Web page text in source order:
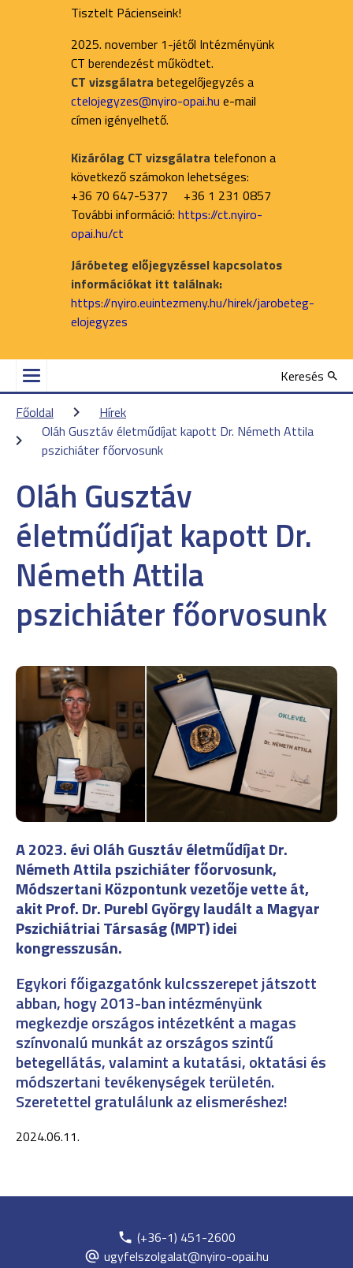
Tisztelt Pácienseink!
2025. november 1-jétől Intézményünk
CT berendezést működtet.
CT vizsgálatra betegelőjegyzés a
ctelojegyzes@nyiro-opai.hu e-mail
címen igényelhető.
Kizárólag CT vizsgálatra telefonon a
következő számokon lehetséges:
+36 70 647-5377 +36 1 231 0857
További információ: https://ct.nyiro-
opai.hu/ct
Járóbeteg előjegyzéssel kapcsolatos
információkat itt találnak:
https://nyiro.euintezmeny.hu/hirek/jarobeteg-
elojegyzes
Keresés
Főoldal
Hírek
Oláh Gusztáv életműdíjat kapott Dr. Németh Attila
pszichiáter főorvosunk
Oláh Gusztáv
életműdíjat kapott Dr.
Németh Attila
pszichiáter főorvosunk
A 2023. évi Oláh Gusztáv életműdíjat Dr.
Németh Attila pszichiáter főorvosunk,
Módszertani Központunk vezetője vette át,
akit Prof. Dr. Purebl György laudált a Magyar
Pszichiátriai Társaság (MPT) idei
kongresszusán.
Egykori főigazgatónk kulcsszerepet játszott
abban, hogy 2013-ban intézményünk
megkezdje országos intézetként a magas
színvonalú munkát az országos szintű
betegellátás, valamint a kutatási, oktatási és
módszertani tevékenységek területén.
Szeretettel gratulálunk az elismeréshez!
2024.06.11.
(+36-1) 451-2600
ugyfelszolgalat@nyiro-opai.hu